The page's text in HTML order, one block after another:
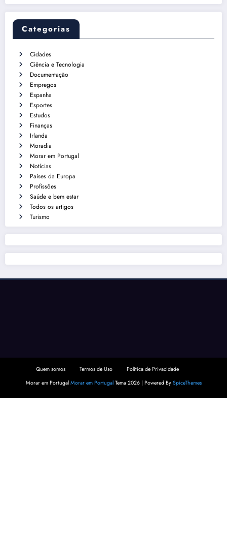
Categorias
Cidades
Ciência e Tecnologia
Documentação
Empregos
Espanha
Esportes
Estudos
Finanças
Irlanda
Moradia
Morar em Portugal
Notícias
Países da Europa
Profissões
Saúde e bem estar
Todos os artigos
Turismo
Quem somos Termos de Uso
Política de Privacidade
Morar em Portugal Morar em PortugalTema 2026 | Powered By SpiceThemes